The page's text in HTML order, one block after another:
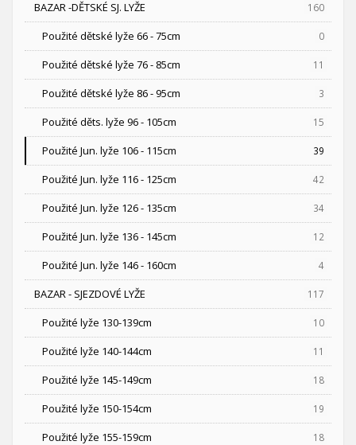
BAZAR -DĚTSKÉ SJ. LYŽE 160
Použité dětské lyže 66 - 75cm 0
Použité dětské lyže 76 - 85cm 11
Použité dětské lyže 86 - 95cm 3
Použité děts. lyže 96 - 105cm 15
Použité Jun. lyže 106 - 115cm 39
Použité Jun. lyže 116 - 125cm 42
Použité Jun. lyže 126 - 135cm 34
Použité Jun. lyže 136 - 145cm 12
Použité Jun. lyže 146 - 160cm 4
BAZAR - SJEZDOVÉ LYŽE 117
Použité lyže 130-139cm 10
Použité lyže 140-144cm 11
Použité lyže 145-149cm 18
Použité lyže 150-154cm 19
Použité lyže 155-159cm 18